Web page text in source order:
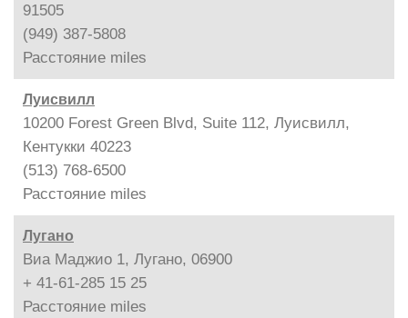
91505
(949) 387-5808
Расстояние miles
Луисвилл
10200 Forest Green Blvd, Suite 112, Луисвилл,
Кентукки 40223
(513) 768-6500
Расстояние miles
Лугано
Виа Маджио 1, Лугано, 06900
+ 41-61-285 15 25
Расстояние miles